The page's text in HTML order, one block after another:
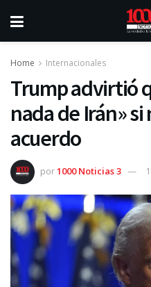
Home Internacionales
Trump advirtió
nada de Irán» si
acuerdo
por1000 Noticias 3